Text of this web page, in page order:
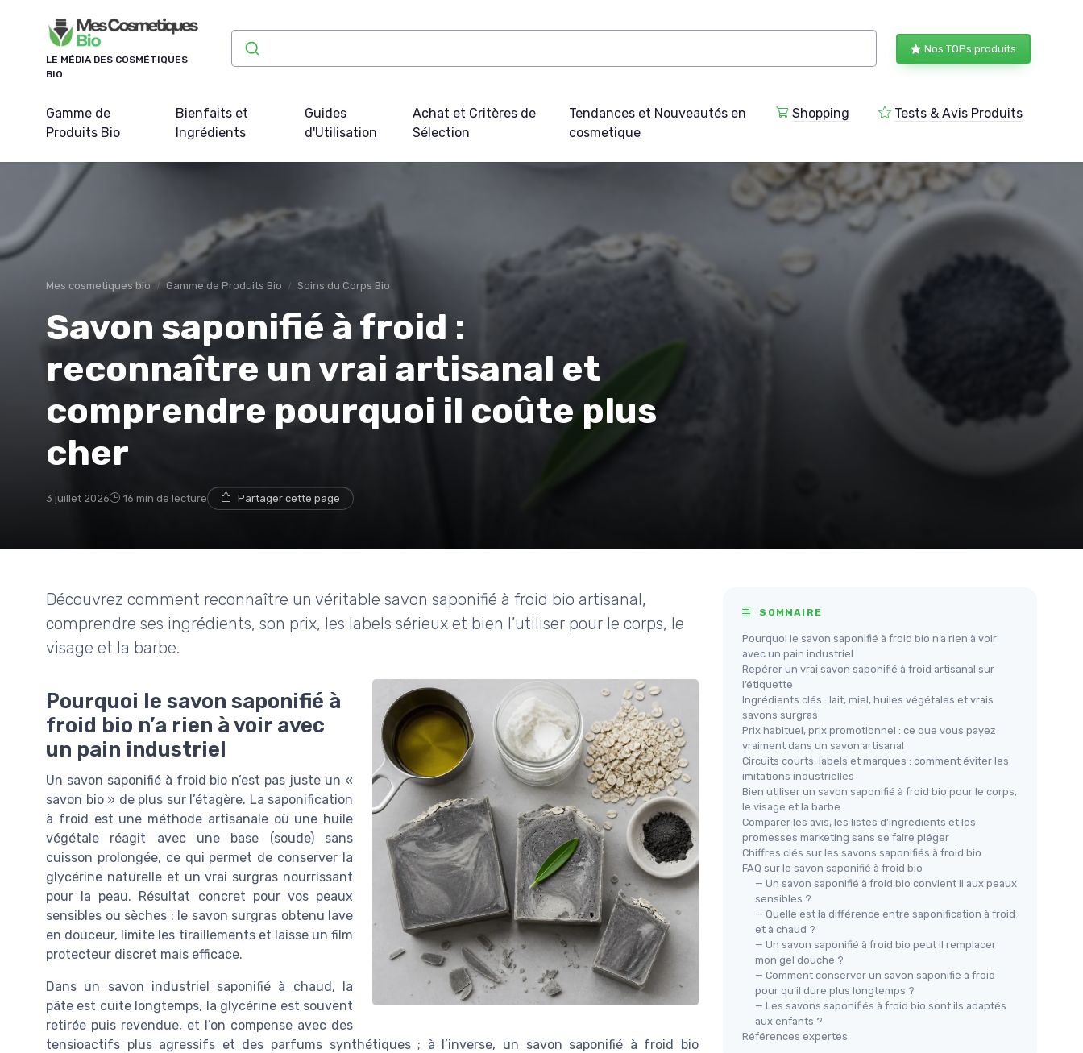
LE MÉDIA DES COSMÉTIQUES
BIO
Nos TOPs produits
Gamme de
Produits Bio
Bienfaits et
Ingrédients
Guides
d'Utilisation
Achat et Critères de
Sélection
Tendances et Nouveautés en
cosmetique
Shopping Tests & Avis Produits
Mes cosmetiques bio Gamme de Produits Bio Soins du Corps Bio
Savon saponifié à froid :
reconnaître un vrai artisanal et
comprendre pourquoi il coûte plus
cher
3 juillet 2026 16 min de lecture Partager cette page
Découvrez comment reconnaître un véritable savon saponifié à froid bio artisanal,
comprendre ses ingrédients, son prix, les labels sérieux et bien l’utiliser pour le corps, le
visage et la barbe.
Pourquoi le savon saponifié à
froid bio n’a rien à voir avec
un pain industriel
Un savon saponifié à froid bio n’est pas juste un «
savon bio » de plus sur l’étagère. La saponification
à froid est une méthode artisanale où une huile
végétale réagit avec une base (soude) sans
cuisson prolongée, ce qui permet de conserver la
glycérine naturelle et un vrai surgras nourrissant
pour la peau. Résultat concret pour vos peaux
sensibles ou sèches : le savon surgras obtenu lave
en douceur, limite les tiraillements et laisse un film
protecteur discret mais efficace.
Dans un savon industriel saponifié à chaud, la
pâte est cuite longtemps, la glycérine est souvent
retirée puis revendue, et l’on compense avec des
tensioactifs plus agressifs et des parfums synthétiques ; à l’inverse, un savon saponifié à froid bio
SOMMAIRE
Pourquoi le savon saponifié à froid bio n’a rien à voir
avec un pain industriel
Repérer un vrai savon saponifié à froid artisanal sur
l’étiquette
Ingrédients clés : lait, miel, huiles végétales et vrais
savons surgras
Prix habituel, prix promotionnel : ce que vous payez
vraiment dans un savon artisanal
Circuits courts, labels et marques : comment éviter les
imitations industrielles
Bien utiliser un savon saponifié à froid bio pour le corps,
le visage et la barbe
Comparer les avis, les listes d’ingrédients et les
promesses marketing sans se faire piéger
Chiffres clés sur les savons saponifiés à froid bio
FAQ sur le savon saponifié à froid bio
— Un savon saponifié à froid bio convient il aux peaux
sensibles ?
— Quelle est la différence entre saponification à froid
et à chaud ?
— Un savon saponifié à froid bio peut il remplacer
mon gel douche ?
— Comment conserver un savon saponifié à froid
pour qu’il dure plus longtemps ?
— Les savons saponifiés à froid bio sont ils adaptés
aux enfants ?
Références expertes